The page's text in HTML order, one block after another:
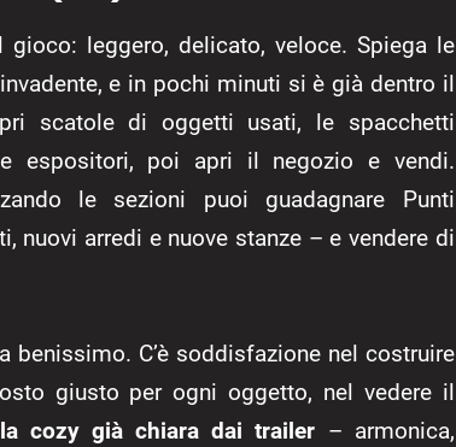
leggero, delicato, veloce. Spiega le
e in pochi minuti si è già dentro il
scatole di oggetti usati, le spacchetti
espositori, poi apri il negozio e vendi.
le sezioni puoi guadagnare Punti
nuovi arredi e nuove stanze – e vendere di
benissimo. C’è soddisfazione nel costruire
giusto per ogni oggetto, nel vedere il
cozy già chiara dai trailer – armonica,